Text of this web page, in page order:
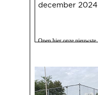
december 2024
Open hier onze nieuwste
12 december a.s.